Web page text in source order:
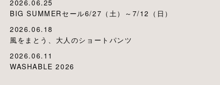
2026.06.25
BIG SUMMERセール6/27（土）～7/12（日）
2026.06.18
風をまとう、大人のショートパンツ
2026.06.11
WASHABLE 2026